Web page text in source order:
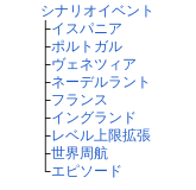
シナリオイベント
├イスパニア
├ポルトガル
├ヴェネツィア
├ネーデルラント
├フランス
├イングランド
├レベル上限拡張
├世界周航
└エピソード